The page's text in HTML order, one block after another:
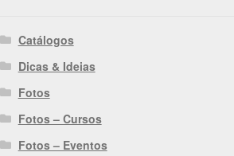
Catálogos
Dicas & Ideias
Fotos
Fotos – Cursos
Fotos – Eventos